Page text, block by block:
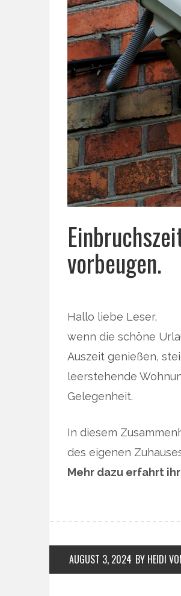
vorbeugen.
Hallo liebe Leser,
wenn die schöne
Auszeit genießen,
leerstehende
Gelegenheit.
In diesem
des eigenen
Mehr dazu erfahrt
AUGUST 3, 2024 BY HEIDI